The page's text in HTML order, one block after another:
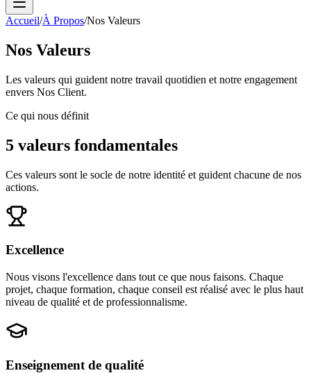
Accueil/À Propos/Nos Valeurs
Nos Valeurs
Les valeurs qui guident notre travail quotidien et notre engagement
envers Nos Client.
Ce qui nous définit
5 valeurs fondamentales
Ces valeurs sont le socle de notre identité et guident chacune de nos
actions.
Excellence
Nous visons l'excellence dans tout ce que nous faisons. Chaque
projet, chaque formation, chaque conseil est réalisé avec le plus haut
niveau de qualité et de professionnalisme.
Enseignement de qualité